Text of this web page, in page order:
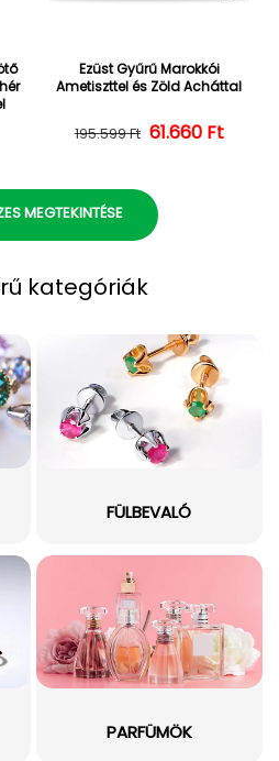
ár
Ezüst Gyűrű Marokkói
Ametiszttel és Zöld Acháttal
Normál ár
195.599 Ft 61.660 Ft
MEGTEKINTÉSE
kategóriák
FÜLBEVALÓ
PARFÜMÖK